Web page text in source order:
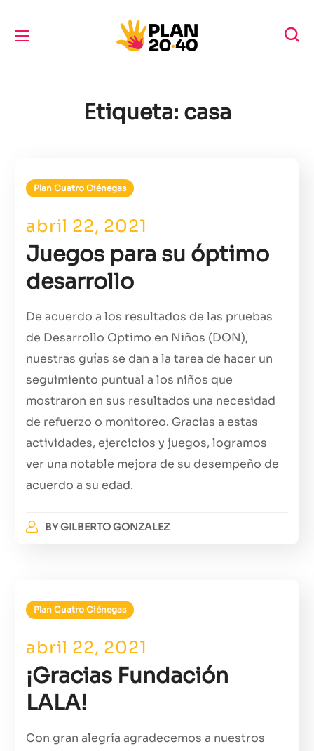
Etiqueta: casa
Plan Cuatro Ciénegas
abril 22, 2021
Juegos para su óptimo
desarrollo
De acuerdo a los resultados de las pruebas
de Desarrollo Optimo en Niños (DON),
nuestras guías se dan a la tarea de hacer un
seguimiento puntual a los niños que
mostraron en sus resultados una necesidad
de refuerzo o monitoreo. Gracias a estas
actividades, ejercicios y juegos, logramos
ver una notable mejora de su desempeño de
acuerdo a su edad.
BYGILBERTO GONZALEZ
Plan Cuatro Ciénegas
abril 22, 2021
¡Gracias Fundación
LALA!
Con gran alegría agradecemos a nuestros